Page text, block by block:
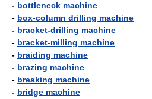
- bottleneck machine
- box-column drilling machine
- bracket-drilling machine
- bracket-milling machine
- braiding machine
- brazing machine
- breaking machine
- bridge machine